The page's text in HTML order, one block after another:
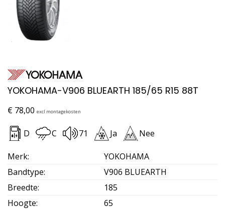
YOKOHAMA-V906 BLUEARTH 185/65 R15 88T
€ 78,00 excl montagekosten
D C 71 Ja Nee
Merk:
YOKOHAMA
Bandtype:
V906 BLUEARTH
Breedte:
185
Hoogte:
65